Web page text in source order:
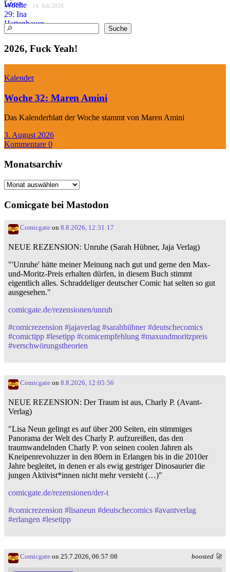
14. Juli 2026
Suchen Suche
2026, Fuck Yeah!
Kalender
Woche 32: Maren Amini
Das Kalenderblatt der Woche stammt von Maren Amini
3. August 2026
Kommentare 0
Monatsarchiv
Monatsarchiv
Comicgate bei Mastodon
Comicgate on 8.8.2026, 12:31:17
NEUE REZENSION: Unruhe (Sarah Hübner, Jaja Verlag)
"'Unruhe' hätte meiner Meinung nach gut und gerne den Max-
und-Moritz-Preis erhalten dürfen, in diesem Buch stimmt
eigentlich alles. Schraddeliger deutscher Comic hat selten so gut
ausgesehen."
comicgate.de/rezensionen/unruh
#comicrezension #jajaverlag #sarahhübner #deutschecomics
#comictipp #lesetipp #comicempfehlung #maxundmoritzpreis
#verschwörungstheorien
Comicgate on 8.8.2026, 12:05:56
NEUE REZENSION: Der Traum ist aus, Charly P. (Avant-
Verlag)
"Lisa Neun gelingt es auf über 200 Seiten, ein stimmiges
Panorama der Welt des Charly P. aufzureißen, das den
traumwandelnden Charly P. von seinen coolen Jahren als
Kneipenrevoluzzer in den 80ern in Erlangen bis in die 2010er
Jahre begleitet, in denen er als ewig gestriger Dinosaurier die
jungen Aktivist*innen nicht mehr versteht (…)"
comicgate.de/rezensionen/der-t
#comicrezension #lisaneun #deutschecomics #avantverlag
#erlangen #lesetipp
boosted 🚀
Comicgate on 25.7.2026, 06:57:08